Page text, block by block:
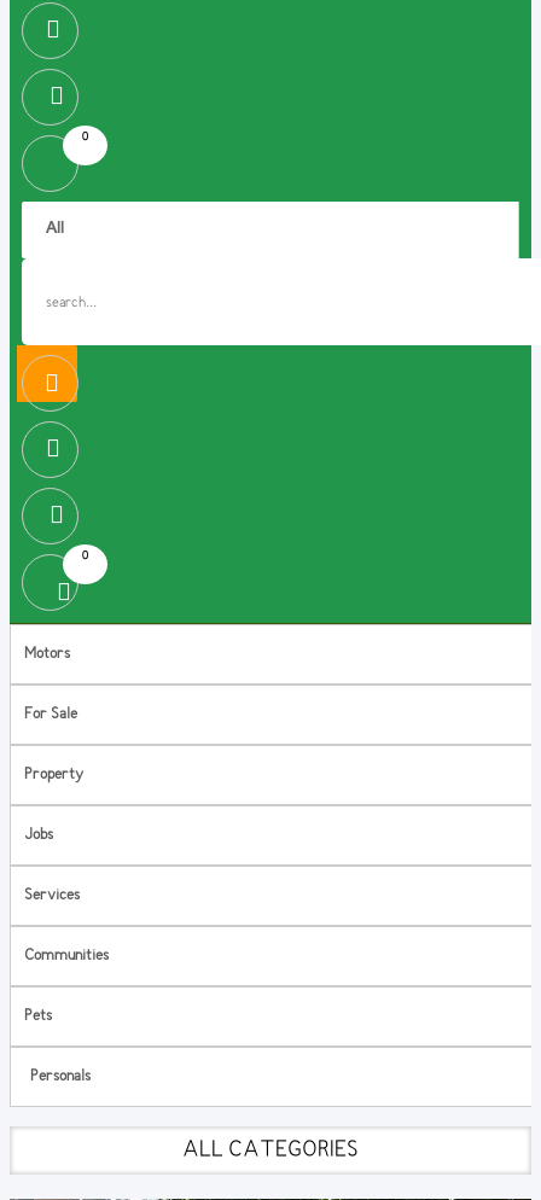
0
0
Motors
For Sale
Property
Jobs
Services
Communities
Pets
Personals
ALL CATEGORIES